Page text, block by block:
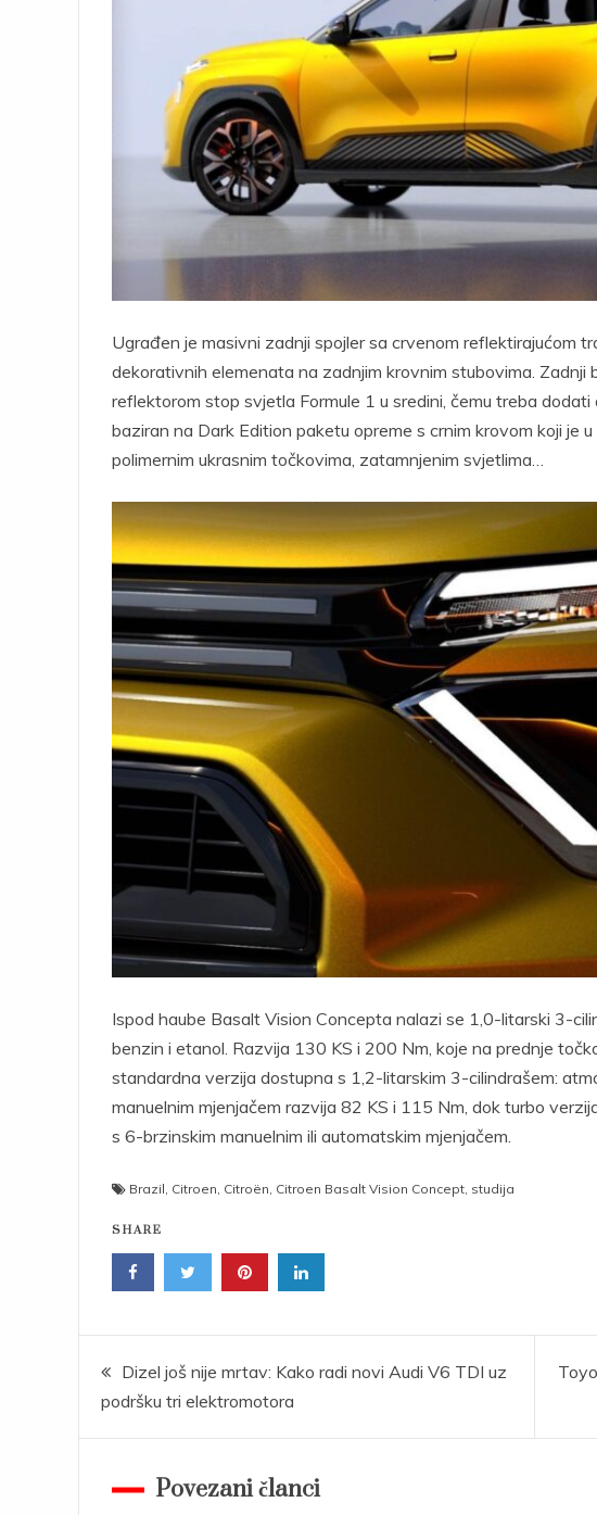
Ugrađen je masivni zadnji spojler sa crvenom reflektirajućom
dekorativnih elemenata na zadnjim krovnim stubovima. Zadnji
reflektorom stop svjetla Formule 1 u sredini, čemu treba
baziran na Dark Edition paketu opreme s crnim krovom koji je
polimernim ukrasnim točkovima, zatamnjenim svjetlima…
Ispod haube Basalt Vision Concepta nalazi se 1,0-litarski 3-
benzin i etanol. Razvija 130 KS i 200 Nm, koje na prednje
standardna verzija dostupna s 1,2-litarskim 3-cilindrašem:
manuelnim mjenjačem razvija 82 KS i 115 Nm, dok turbo
s 6-brzinskim manuelnim ili automatskim mjenjačem.
Brazil Citroen Citroën Citroen Basalt Vision Concept studija
SHARE
Post
navigation
Dizel još nije mrtav: Kako radi novi Audi V6 TDI uz
podršku tri elektromotora
Povezani članci